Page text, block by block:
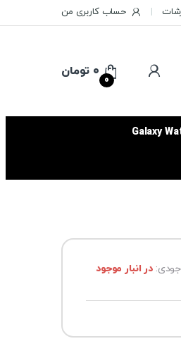
حساب کاربری من
0
۰ تومان
در انبار موجود